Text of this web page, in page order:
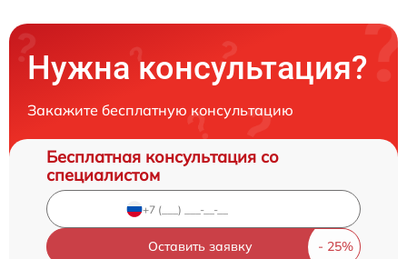
Нужна консультация?
Закажите бесплатную консультацию
Бесплатная консультация со
специалистом
Оставить заявку